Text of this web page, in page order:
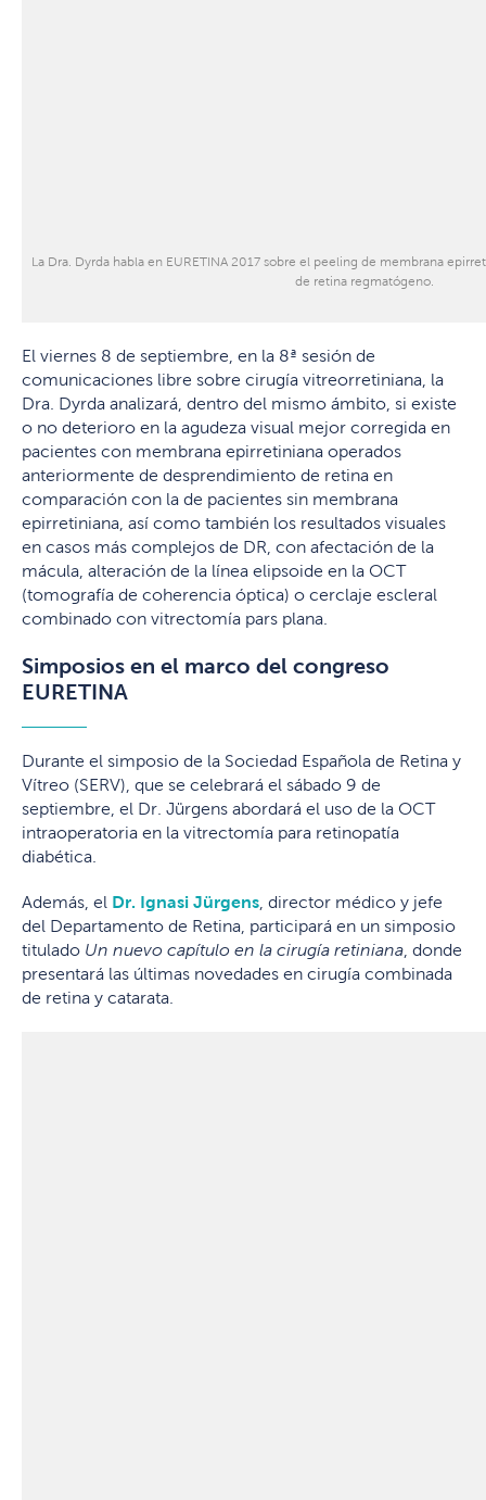
La Dra. Dyrda habla en EURETINA 2017 sobre el peeling de membrana
de retina regmatógeno.
El viernes 8 de septiembre, en la 8ª sesión de
comunicaciones libre sobre cirugía vitreorretiniana, la
Dra. Dyrda analizará, dentro del mismo ámbito, si existe
o no deterioro en la agudeza visual mejor corregida en
pacientes con membrana epirretiniana operados
anteriormente de desprendimiento de retina en
comparación con la de pacientes sin membrana
epirretiniana, así como también los resultados visuales
en casos más complejos de DR, con afectación de la
mácula, alteración de la línea elipsoide en la OCT
(tomografía de coherencia óptica) o cerclaje escleral
combinado con vitrectomía pars plana.
Simposios en el marco del congreso
EURETINA
Durante el simposio de la Sociedad Española de Retina y
Vítreo (SERV), que se celebrará el sábado 9 de
septiembre, el Dr. Jürgens abordará el uso de la OCT
intraoperatoria en la vitrectomía para retinopatía
diabética.
Además, el Dr. Ignasi Jürgens , director médico y jefe
del Departamento de Retina, participará en un simposio
titulado Un nuevo capítulo en la cirugía retiniana , donde
presentará las últimas novedades en cirugía combinada
de retina y catarata.